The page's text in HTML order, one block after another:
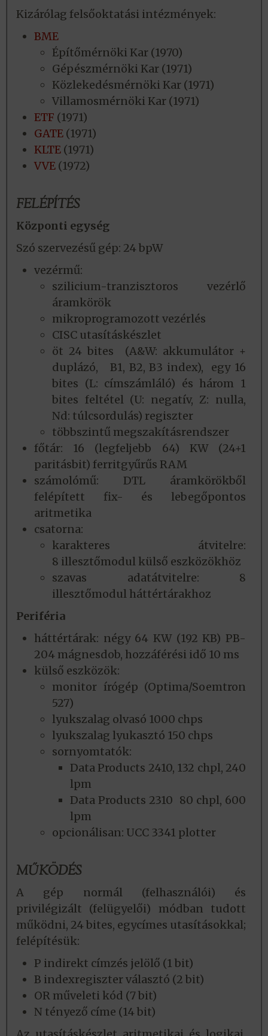
Kizárólag felsőoktatási intézmények:
BME
Építőmérnöki Kar (1970)
Gépészmérnöki Kar (1971)
Közlekedésmérnöki Kar (1971)
Villamosmérnöki Kar (1971)
ETF (1971)
GATE (1971)
KLTE (1971)
VVE (1972)
FELÉPÍTÉS
Központi egység
Szó szervezésű gép: 24 bpW
vezérmű:
szilicium-tranzisztoros vezérlő
áramkörök
mikroprogramozott vezérlés
CISC utasításkészlet
öt 24 bites (A&W: akkumulátor +
duplázó, B1, B2, B3 index), egy 16
bites (L: címszámláló) és három 1
bites feltétel (U: negatív, Z: nulla,
Nd: túlcsordulás) regiszter
többszintű megszakításrendszer
főtár: 16 (legfeljebb 64) KW (24+1
paritásbit) ferritgyűrűs RAM
számolómű: DTL áramkörökből
felépített fix- és lebegőpontos
aritmetika
csatorna:
karakteres átvitelre:
8 illesztőmodul külső eszközökhöz
szavas adatátvitelre: 8
illesztőmodul háttértárakhoz
Periféria
háttértárak: négy 64 KW (192 KB) PB-
204 mágnesdob, hozzáférési idő 10 ms
külső eszközök:
monitor írógép (Optima/Soemtron
527)
lyukszalag olvasó 1000 chps
lyukszalag lyukasztó 150 chps
sornyomtatók:
Data Products 2410, 132 chpl, 240
lpm
Data Products 2310 80 chpl, 600
lpm
opcionálisan: UCC 3341 plotter
MŰKÖDÉS
A gép normál (felhasználói) és
privilégizált (felügyelői) módban tudott
működni, 24 bites, egycímes utasításokkal;
felépítésük:
P indirekt címzés jelölő (1 bit)
B indexregiszter választó (2 bit)
OR műveleti kód (7 bit)
N tényező címe (14 bit)